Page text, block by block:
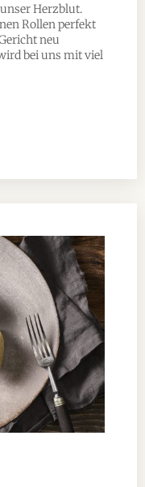
Herzblut.
Rollen perfekt
neu
bei uns mit viel